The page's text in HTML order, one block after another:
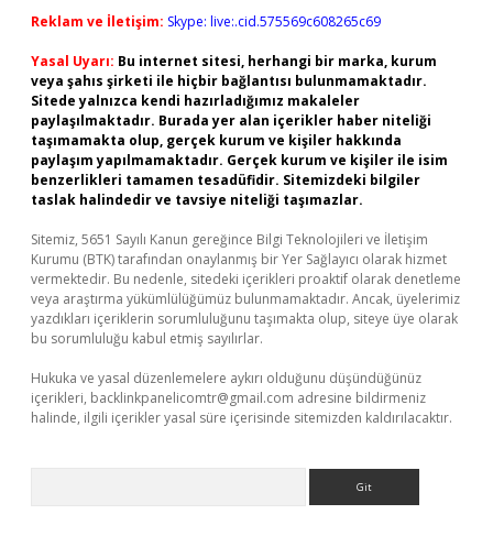
Reklam ve İletişim: Skype: live:.cid.575569c608265c69
Yasal Uyarı: Bu internet sitesi, herhangi bir marka, kurum
veya şahıs şirketi ile hiçbir bağlantısı bulunmamaktadır.
Sitede yalnızca kendi hazırladığımız makaleler
paylaşılmaktadır. Burada yer alan içerikler haber niteliği
taşımamakta olup, gerçek kurum ve kişiler hakkında
paylaşım yapılmamaktadır. Gerçek kurum ve kişiler ile isim
benzerlikleri tamamen tesadüfidir. Sitemizdeki bilgiler
taslak halindedir ve tavsiye niteliği taşımazlar.
Sitemiz, 5651 Sayılı Kanun gereğince Bilgi Teknolojileri ve İletişim
Kurumu (BTK) tarafından onaylanmış bir Yer Sağlayıcı olarak hizmet
vermektedir. Bu nedenle, sitedeki içerikleri proaktif olarak denetleme
veya araştırma yükümlülüğümüz bulunmamaktadır. Ancak, üyelerimiz
yazdıkları içeriklerin sorumluluğunu taşımakta olup, siteye üye olarak
bu sorumluluğu kabul etmiş sayılırlar.
Hukuka ve yasal düzenlemelere aykırı olduğunu düşündüğünüz
içerikleri, backlinkpanelicomtr@gmail.com adresine bildirmeniz
halinde, ilgili içerikler yasal süre içerisinde sitemizden kaldırılacaktır.